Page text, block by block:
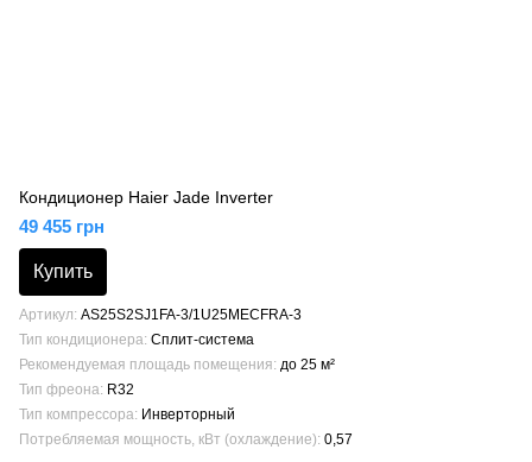
Кондиционер Haier Jade Inverter
49 455 грн
Купить
Артикул AS25S2SJ1FA-3/1U25MECFRA-3
Тип кондиционера Сплит-система
Рекомендуемая площадь помещения до 25 м²
Тип фреона R32
Тип компрессора Инверторный
Потребляемая мощность, кВт (охлаждение) 0,57